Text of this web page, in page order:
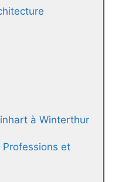
à Winterthur
Professions et